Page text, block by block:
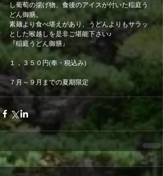
し葡萄の揚げ物、食後のアイスが付いた稲庭う
どん御膳。
素麺より食べ堪えがあり、うどんよりもサラッ
とした喉越しを是非ご堪能下さい♪
『稲庭うどん御膳』
１，３５０円(奉・税込み)
７月～９月までの夏期限定